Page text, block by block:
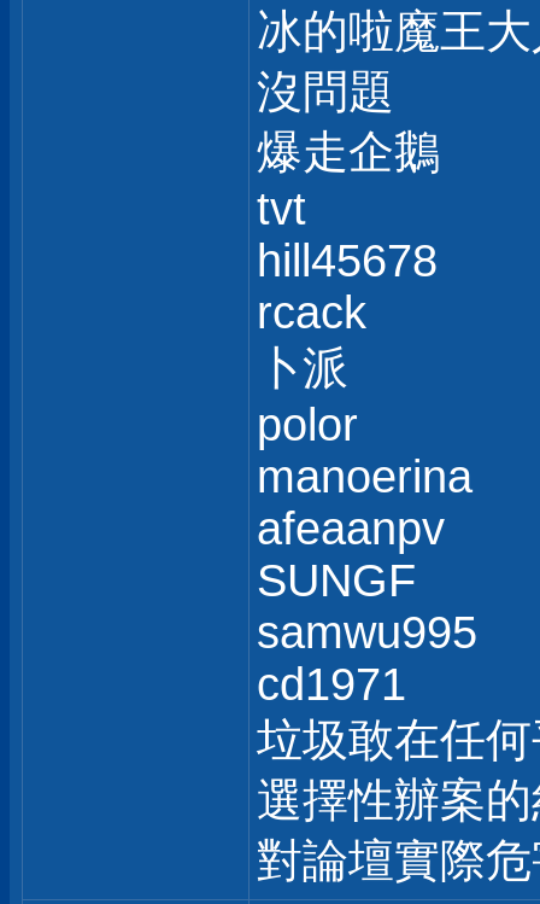
冰的啦魔王
沒問題
爆走企鵝
tvt
hill45678
rcack
卜派
polor
manoerina
afeaanpv
SUNGF
samwu995
cd1971
垃圾敢在任
選擇性辦案
對論壇實際